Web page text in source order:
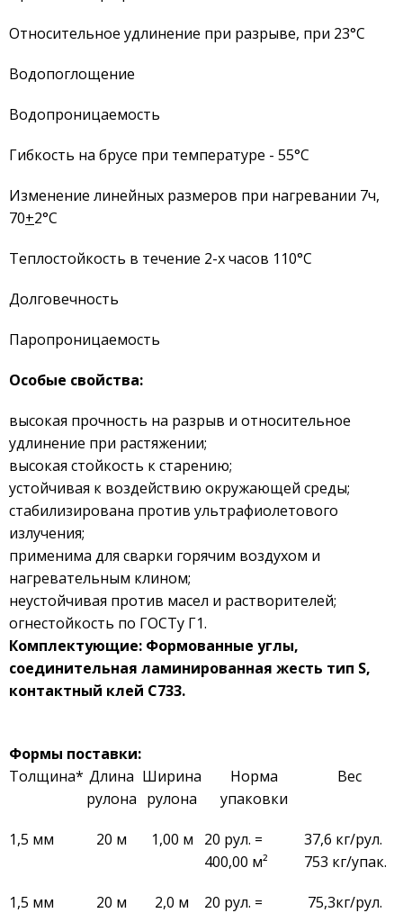
Относительное удлинение при разрыве, при 23°С
Водопоглощение
Водопроницаемость
Гибкость на брусе при температуре - 55°С
Изменение линейных размеров при нагревании 7ч,
70+2°С
Теплостойкость в течение 2-х часов 110°С
Долговечность
Паропроницаемость
Особые свойства:
высокая прочность на разрыв и относительное
удлинение при растяжении;
высокая стойкость к старению;
устойчивая к воздействию окружающей среды;
стабилизирована против ультрафиолетового
излучения;
применима для сварки горячим воздухом и
нагревательным клином;
неустойчивая против масел и растворителей;
огнестойкость по ГОСТу Г1.
Комплектующие: Формованные углы,
соединительная ламинированная жесть тип S,
контактный клей С733.
Формы поставки:
Толщина* Длина
рулона
Ширина
рулона
Норма
упаковки
Вес
1,5 мм 20 м 1,00 м
20 рул. =
400,00 м²
37,6 кг/рул.
753 кг/упак.
1,5 мм 20 м 2,0 м
20 рул. =
75,3кг/рул.